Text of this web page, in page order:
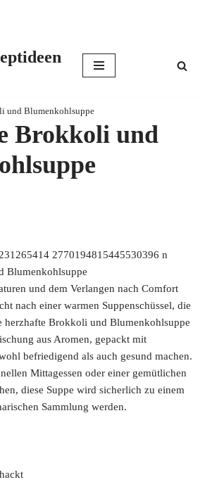
und Blumenkohlsuppe
Brokkoli und
Blumenkohlsuppe
und dem Verlangen nach Comfort
nach einer warmen Suppenschüssel, die
herzhafte Brokkoli und Blumenkohlsuppe
aus Aromen, gepackt mit
befriedigend als auch gesund machen.
Mittagessen oder einer gemütlichen
diese Suppe wird sicherlich zu einem
Sammlung werden.